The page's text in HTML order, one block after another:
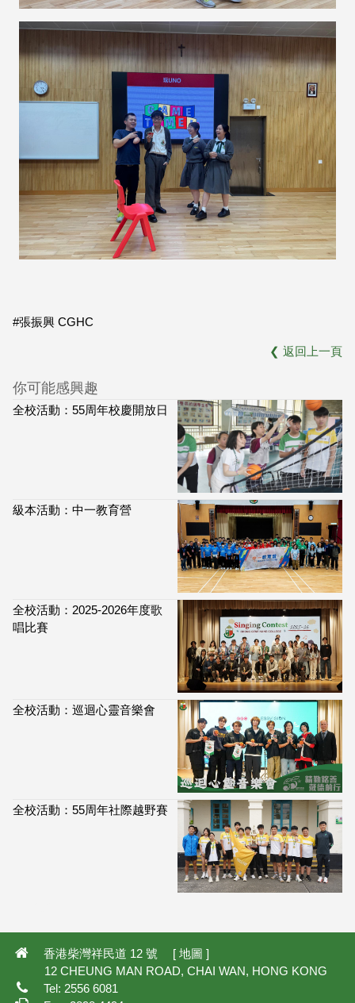
#張振興 CGHC
❮ 返回上一頁
你可能感興趣
全校活動：55周年校慶開放日
級本活動：中一教育營
全校活動：2025-2026年度歌
唱比賽
全校活動：巡迴心靈音樂會
全校活動：55周年社際越野賽
香港柴灣祥民道 12 號 [ 地圖]
12 CHEUNG MAN ROAD, CHAI WAN, HONG KONG
Tel: 2556 6081